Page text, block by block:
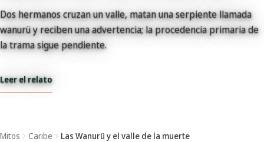
Comunidades
Categorías
Dos hermanos cruzan un valle, matan una serpiente llamada
wanurü y reciben una advertencia; la procedencia primaria de
la trama sigue pendiente.
Leer el relato
Mitos Caribe Las Wanurü y el valle de la muerte